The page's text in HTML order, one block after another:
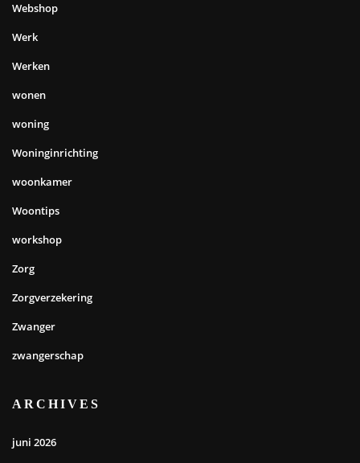
Webshop
Werk
Werken
wonen
woning
Woninginrichting
woonkamer
Woontips
workshop
Zorg
Zorgverzekering
Zwanger
zwangerschap
ARCHIVES
juni 2026